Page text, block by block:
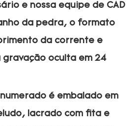
e nossa equipe de CAD
da pedra, o formato
da corrente e
oculta em 24
é embalado em
lacrado com fita e